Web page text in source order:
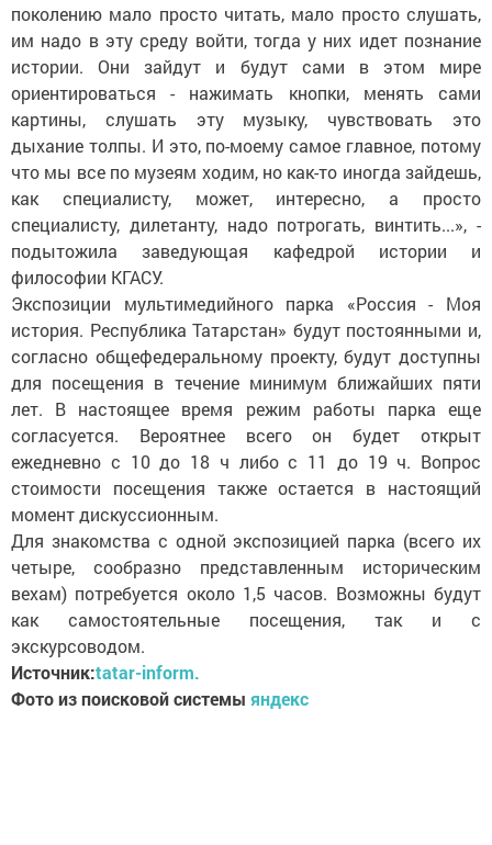
поколению мало просто читать, мало просто слушать,
им надо в эту среду войти, тогда у них идет познание
истории. Они зайдут и будут сами в этом мире
ориентироваться - нажимать кнопки, менять сами
картины, слушать эту музыку, чувствовать это
дыхание толпы. И это, по-моему самое главное, потому
что мы все по музеям ходим, но как-то иногда зайдешь,
как специалисту, может, интересно, а просто
специалисту, дилетанту, надо потрогать, винтить...», -
подытожила заведующая кафедрой истории и
философии КГАСУ.
Экспозиции мультимедийного парка «Россия - Моя
история. Республика Татарстан» будут постоянными и,
согласно общефедеральному проекту, будут доступны
для посещения в течение минимум ближайших пяти
лет. В настоящее время режим работы парка еще
согласуется. Вероятнее всего он будет открыт
ежедневно с 10 до 18 ч либо с 11 до 19 ч. Вопрос
стоимости посещения также остается в настоящий
момент дискуссионным.
Для знакомства с одной экспозицией парка (всего их
четыре, сообразно представленным историческим
вехам) потребуется около 1,5 часов. Возможны будут
как самостоятельные посещения, так и с
экскурсоводом.
Источник:tatar-inform.
Фото из поисковой системы яндекс